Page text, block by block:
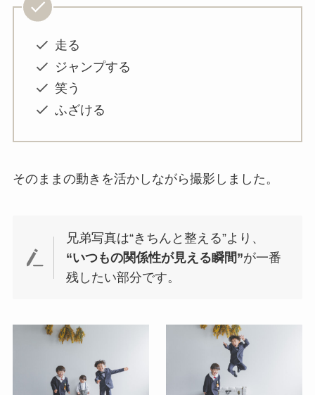
走る
ジャンプする
笑う
ふざける
そのままの動きを活かしながら撮影しました。
兄弟写真は“きちんと整える”より、
“いつもの関係性が見える瞬間”が一番
残したい部分です。